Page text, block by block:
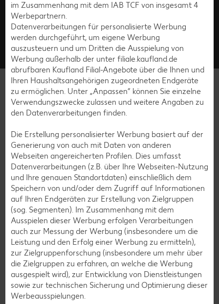
Kundenmanagement
0800 / 15 28 352
Fragen rund um unsere Filialen? Unter der kostenfreien Rufnummer stehen wir von
Montag bis Samstag zwischen 8:00 und 19:00 Uhr zur Verfügung.
Kontakt Häufige Fragen
filiale.kaufland.de
Service
Unternehmen
Online-Marktplatz Kaufland.de
Abonniere unseren Kaufland-
Newsletter
Jetzt kostenlos anmelden und mehr entdecken. Wir freuen
uns!
Deine E-Mail-Adresse
im Zusammenhang mit dem IAB TCF von insgesamt 4
Werbepartnern.
Datenverarbeitungen für personalisierte Werbung
werden durchgeführt, um eigene Werbung
auszusteuern und um Dritten die Ausspielung von
Werbung außerhalb der unter filiale.kaufland.de
abrufbaren Kaufland Filial-Angebote über die Ihnen und
Ihren Haushaltsangehörigen zugeordneten Endgeräte
zu ermöglichen. Unter „Anpassen“ können Sie einzelne
Verwendungszwecke zulassen und weitere Angaben zu
den Datenverarbeitungen finden.
Die Erstellung personalisierter Werbung basiert auf der
Generierung von auch mit Daten von anderen
Webseiten angereicherten Profilen. Dies umfasst
Datenverarbeitungen (z.B. über Ihre Webseiten-Nutzung
und Ihre genauen Standortdaten) einschließlich dem
Speichern von und/oder dem Zugriff auf Informationen
auf Ihren Endgeräten zur Erstellung von Zielgruppen
(sog. Segmenten). Im Zusammenhang mit dem
Ausspielen dieser Werbung erfolgen Verarbeitungen
auch zur Messung der Werbung (insbesondere um die
Leistung und den Erfolg einer Werbung zu ermitteln),
zur Zielgruppenforschung (insbesondere um mehr über
die Zielgruppen zu erfahren, an welche die Werbung
ausgespielt wird), zur Entwicklung von Dienstleistungen
sowie zur technischen Sicherung und Optimierung dieser
Werbeausspielungen.